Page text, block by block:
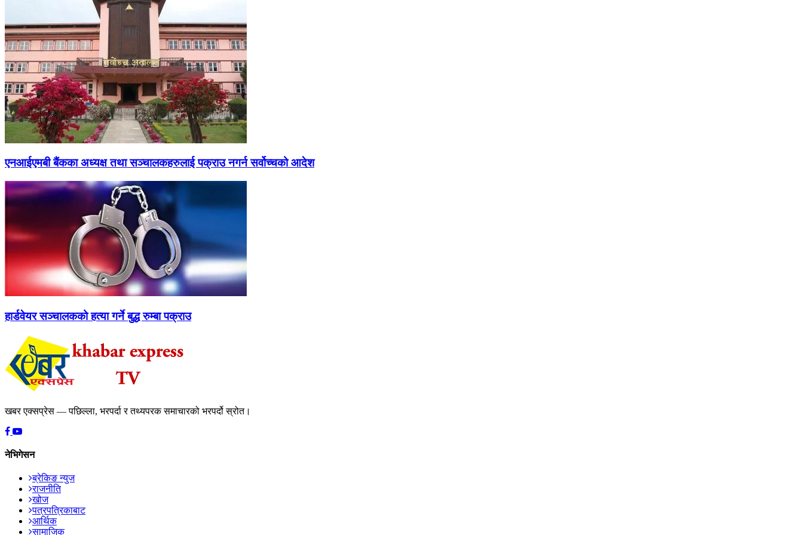
एनआईएमबी बैंकका अध्यक्ष तथा सञ्चालकहरुलाई पक्राउ नगर्न सर्वोच्चको आदेश
हार्डवेयर सञ्चालकको हत्या गर्ने बुद्ध रुम्बा पक्राउ
खबर एक्सप्रेस — पछिल्ला, भरपर्दा र तथ्यपरक समाचारको भरपर्दो स्रोत।
नेभिगेसन
ब्रेकिङ न्युज
राजनीति
खोज
पत्रपत्रिकाबाट
आर्थिक
सामाजिक